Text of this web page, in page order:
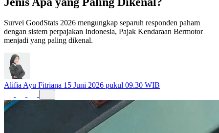
dengan sistem perpajakan Indonesia, Pajak Kendaraan Bermotor
menjadi yang paling dikenal.
Alifia Ayu Fitriana